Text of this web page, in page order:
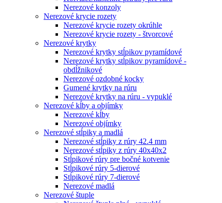
Nerezové konzoly
Nerezové krycie rozety
Nerezové krycie rozety okrúhle
Nerezové krycie rozety - štvorcové
Nerezové krytky
Nerezové krytky stĺpikov pyramídové
Nerezové krytky stĺpikov pyramídové -
obdĺžnikové
Nerezové ozdobné kocky
Gumené krytky na rúru
Nerezové krytky na rúru - vypuklé
Nerezové kĺby a objímky
Nerezové kĺby
Nerezové objímky
Nerezové stĺpiky a madlá
Nerezové stĺpiky z rúry 42.4 mm
Nerezové stĺpiky z rúry 40x40x2
Stĺpikové rúry pre bočné kotvenie
Stĺpikové rúry 5-dierové
Stĺpikové rúry 7-dierové
Nerezové madlá
Nerezové štuple